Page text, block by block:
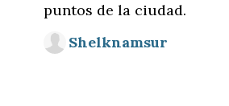
puntos de la ciudad.
Shelknamsur